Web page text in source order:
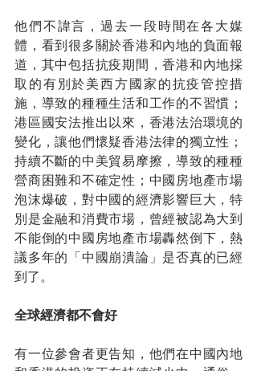
他們不諱言，過去一段時間在各大媒
體，看到很多關於香港和內地的負面報
道，其中包括抗疫期間，香港和內地採
取的有別於美西方國家的抗疫管控措
施，導致的種種生活和工作的不習慣；
港區國安法推出以來，香港法治環境的
變化，讓他們懷疑香港法律的獨立性；
持續不斷的中美貿易摩擦，導致的種種
營商困難和不確定性；中國房地產市場
泡沫爆破，對中國的經濟影響巨大，特
別是金融和消費市場，曾經被認為大到
不能倒的中國房地產市場轟然倒下，熱
議多年的「中國崩潰論」是否真的已經
到了。
全球經濟都不會好
有一位參會者更告知，他們在中國內地